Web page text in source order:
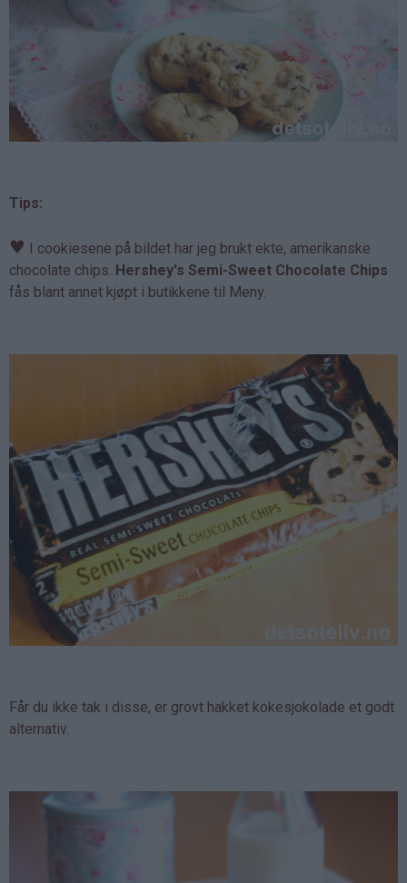
Tips:
♥ I cookiesene på bildet har jeg brukt ekte, amerikanske
chocolate chips. Hershey's Semi-Sweet Chocolate Chips
fås blant annet kjøpt i butikkene til Meny.
Får du ikke tak i disse, er grovt hakket kokesjokolade et godt
alternativ.